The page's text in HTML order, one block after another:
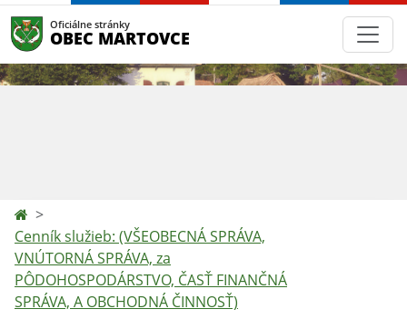
Oficiálne stránky
OBEC MARTOVCE
Cenník služieb: (VŠEOBECNÁ SPRÁVA,
VNÚTORNÁ SPRÁVA, za
PÔDOHOSPODÁRSTVO, ČASŤ FINANČNÁ
SPRÁVA, A OBCHODNÁ ČINNOSŤ)